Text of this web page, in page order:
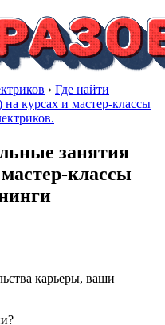
› Где найти
курсах и мастер-классы
занятия
классы
карьеры, ваши